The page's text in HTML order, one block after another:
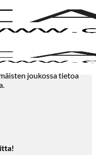
joukossa tietoa